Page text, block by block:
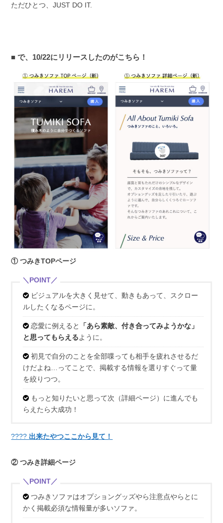
ただひとつ、JUST DO IT.
で、10/22にリリースしたのがこちら！
① つみきTOPページ
ビジュアルを大きく見せて、動きもあって、スクロー
ルしたくなるページに。
恋愛に例えると
「あら素敵、付き合ってみようかな」
と思ってもらえるように。
初見で自分のことを全部喋っても相手を疲れさせるだ
けだよね…ってことで、掲載する情報を選りすぐって量
を絞りつつ。
もっと知りたいと思って次（詳細ページ）に進んでも
らえたら大成功！
???? 出来たやつここから見て！
② つみき詳細ページ
つみきソファはオプショングッズやら注意点やらとに
かく掲載必須な情報量が多いソファ。